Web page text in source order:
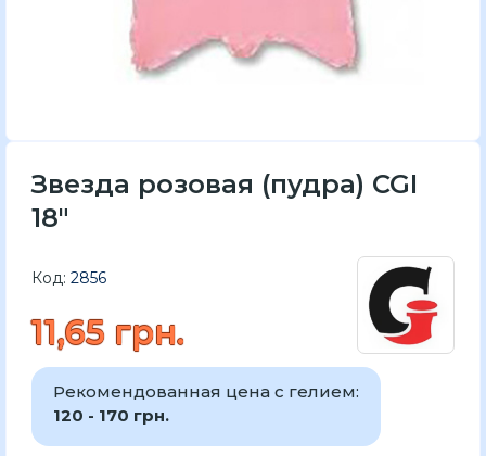
Звезда розовая (пудра) CGI
18"
Код: 2856
11,65 грн.
Рекомендованная цена с гелием:
120 - 170 грн.